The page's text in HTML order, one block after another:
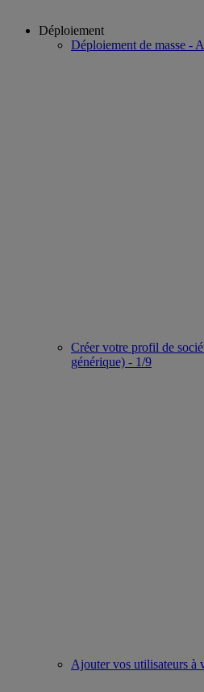
Déploiement
Déploiement de masse -
Créer votre profil de
générique) - 1/9
Ajouter vos utilisateurs à